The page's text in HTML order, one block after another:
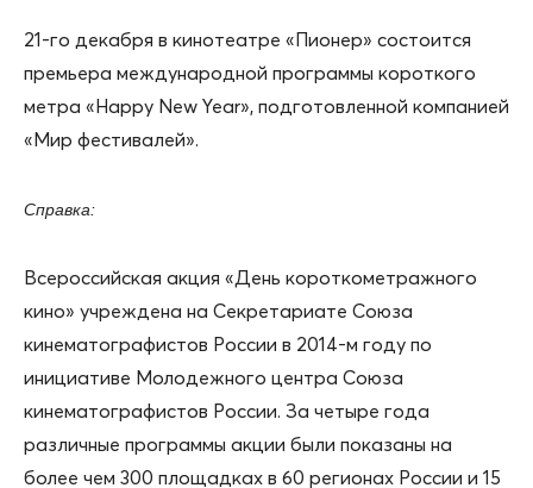
21-го декабря в кинотеатре «Пионер» состоится
премьера международной программы короткого
метра «Happy New Year», подготовленной компанией
«Мир фестивалей».
Справка:
Всероссийская акция «День короткометражного
кино» учреждена на Секретариате Союза
кинематографистов России в 2014-м году по
инициативе Молодежного центра Союза
кинематографистов России. За четыре года
различные программы акции были показаны на
более чем 300 площадках в 60 регионах России и 15